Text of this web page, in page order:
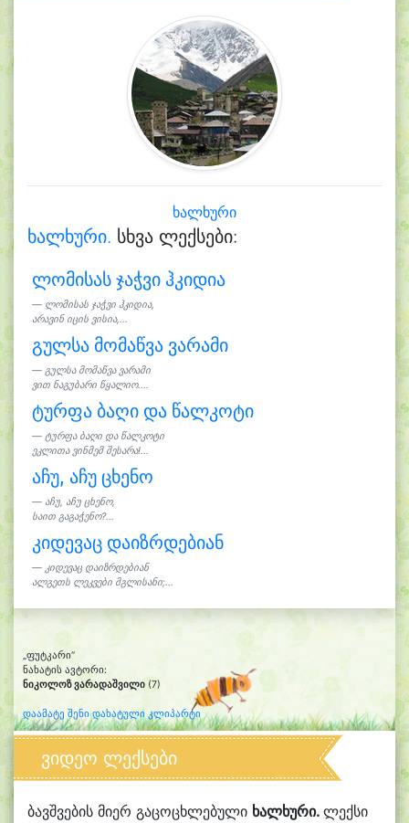
ხალხური
ხალხური. სხვა ლექსები:
ლომისას ჯაჭვი ჰკიდია
ლომისას ჯაჭვი ჰკიდია,
არავინ იცის ვისია,...
გულსა მომაწვა ვარამი
გულსა მომაწვა ვარამი
ვით ნაგუბარი წყალიო....
ტურფა ბაღი და წალკოტი
ტურფა ბაღი და წალკოტი
ეკლითა ვინმემ შესარა!...
აჩუ, აჩუ ცხენო
აჩუ, აჩუ ცხენო,
საით გაგაჭენო?...
კიდევაც დაიზრდებიან
კიდევაც დაიზრდებიან
ალგეთს ლეკვები მგლისანი;...
„ფუტკარი“
ნახატის ავტორი:
ნიკოლოზ ვარადაშვილი (7)
დაამატე შენი დახატული კლიპარტი
ვიდეო ლექსები
ბავშვების მიერ გაცოცხლებული ხალხური. ლექსი